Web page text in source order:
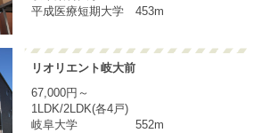
平成医療短期大学 453m
リオリエント岐大前
67,000円～
1LDK/2LDK(各4戸)
岐阜大学 552m